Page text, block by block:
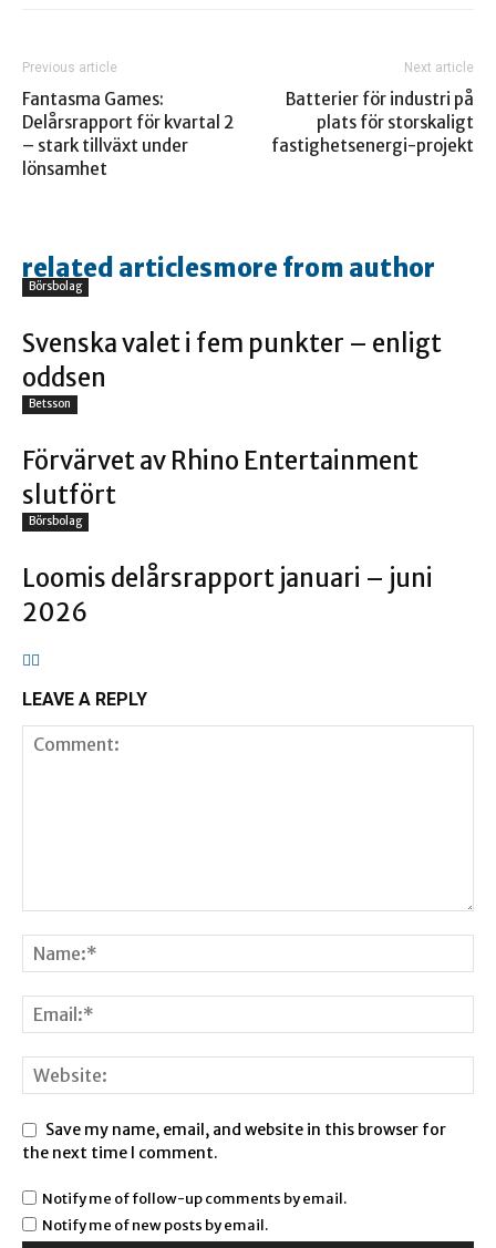
Previous article
Fantasma Games:
Delårsrapport för kvartal 2
– stark tillväxt under
lönsamhet
Next article
Batterier för industri på
plats för storskaligt
fastighetsenergi-projekt
related articlesmore from author
Börsbolag
Svenska valet i fem punkter – enligt
oddsen
Betsson
Förvärvet av Rhino Entertainment
slutfört
Börsbolag
Loomis delårsrapport januari – juni
2026
LEAVE A REPLY
Save my name, email, and website in this browser for
the next time I comment.
Notify me of follow-up comments by email.
Notify me of new posts by email.